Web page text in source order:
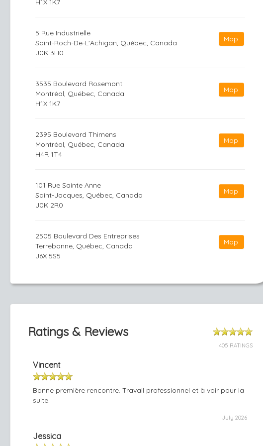
H1X 1K7
5 Rue Industrielle
Saint-Roch-De-L'Achigan, Québec, Canada
J0K 3H0
Map
3535 Boulevard Rosemont
Montréal, Québec, Canada
H1X 1K7
Map
2395 Boulevard Thimens
Montréal, Québec, Canada
H4R 1T4
Map
101 Rue Sainte Anne
Saint-Jacques, Québec, Canada
J0K 2R0
Map
2505 Boulevard Des Entreprises
Terrebonne, Québec, Canada
J6X 5S5
Map
Ratings & Reviews
405 RATINGS
Vincent
Bonne première rencontre. Travail professionnel et à voir pour la
suite.
July 2026
Jessica